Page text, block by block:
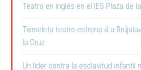
Teatro en inglés en el IES Plaza de
Tximeleta teatro estrena «La
la Cruz
Un líder contra la esclavitud infantil